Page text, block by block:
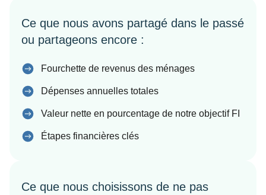
Ce que nous avons partagé dans le passé
ou partageons encore :
Fourchette de revenus des ménages
Dépenses annuelles totales
Valeur nette en pourcentage de notre objectif FI
Étapes financières clés
Ce que nous choisissons de ne pas